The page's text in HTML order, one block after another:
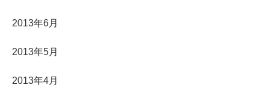
2013年6月
2013年5月
2013年4月